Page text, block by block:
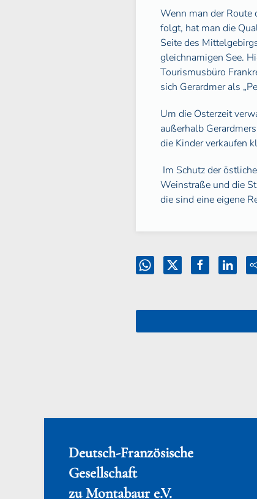
Wenn man der Route
folgt, hat man die
Seite des
gleichnamigen See.
Tourismusbüro
sich Gerardmer als
Um die Osterzeit
außerhalb
die Kinder verkaufen
Im Schutz der
Weinstraße und die
die sind eine eigene
Deutsch-Französische
Gesellschaft
zu Montabaur e.V.